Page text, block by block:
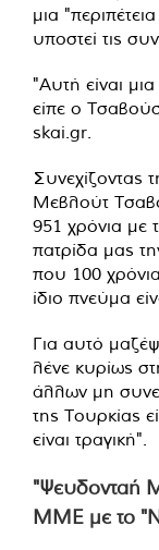
μια
υποστεί τις
"Αυτή είναι
είπε ο
skai.gr.
Συνεχίζοντας
Μεβλούτ
951 χρόνια με
πατρίδα μας
που 100
ίδιο πνεύμα
Για αυτό
λένε κυρίως
άλλων μη
της Τουρκίας
είναι τραγική".
"Ψευδονταή
ΜΜΕ με το